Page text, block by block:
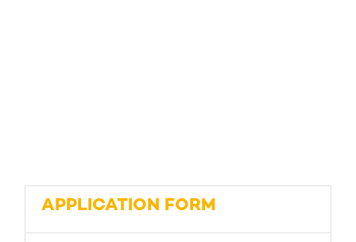
APPLICATION FORM